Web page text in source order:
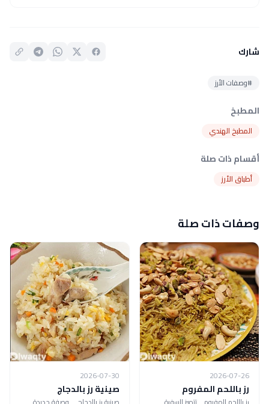
شارك
#وصفات الأرز
المطبخ
المطبخ الهندي
أقسام ذات صلة
أطباق الأرز
وصفات ذات صلة
2026-07-26
رز باللحم المفروم
2026-07-30
صينية رز بالدجاج